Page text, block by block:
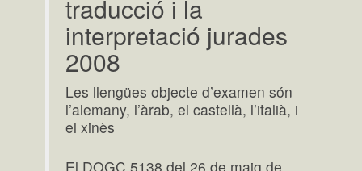
traducció i la
interpretació jurades
2008
Les llengües objecte d’examen són
l’alemany, l’àrab, el castellà, l’italià, i
el xinès
El DOGC 5138 del 26 de maig de